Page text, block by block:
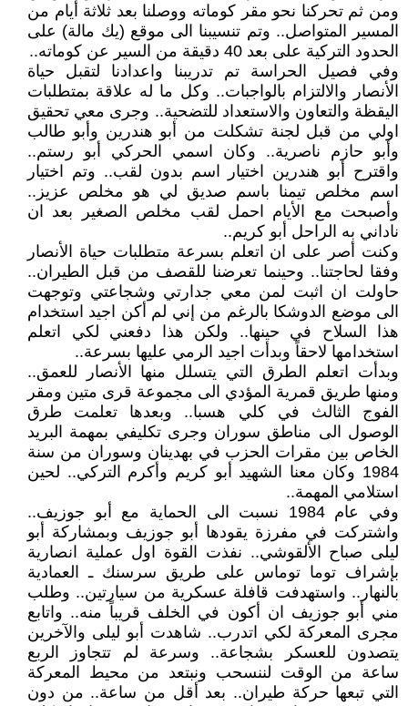
ومن ثم تحركنا نحو مقر كوماته ووصلنا بعد ثلاثة أيام من
المسير المتواصل.. وتم تنسيبنا الى موقع (يك مالة) على
الحدود التركية على بعد 40 دقيقة من السير عن كوماته..
وفي فصيل الحراسة تم تدريبنا واعدادنا لتقبل حياة
الأنصار والالتزام بالواجبات.. وكل ما له علاقة بمتطلبات
اليقظة والتعاون والاستعداد للتضحية.. وجرى معي تحقيق
اولي من قبل لجنة تشكلت من أبو هندرين وأبو طالب
وأبو حازم ناصرية.. وكان اسمي الحركي أبو رستم..
واقترح أبو هندرين اختيار اسم بدون لقب.. وتم اختيار
اسم مخلص تيمنا باسم صديق لي هو مخلص عزيز..
وأصبحت مع الأيام احمل لقب مخلص الصغير بعد ان
ناداني به الراحل أبو كريم..
وكنت أصر على ان اتعلم بسرعة متطلبات حياة الأنصار
وفقا لحاجتنا.. وحينما تعرضنا للقصف من قبل الطيران..
حاولت ان اثبت لمن معي جدارتي وشجاعتي وتوجهت
الى موضع الدوشكا بالرغم من إني لم أكن اجيد استخدام
هذا السلاح في حينها.. ولكن هذا دفعني لكي اتعلم
استخدامها لاحقاً وبدأت اجيد الرمي عليها بسرعة..
وبدأت اتعلم الطرق التي يتسلل منها الأنصار للعمق..
ومنها طريق قمرية المؤدي الى مجموعة قرى متين ومقر
الفوج الثالث في كلي هسبا.. وبعدها تعلمت طرق
الوصول الى مناطق سوران وجرى تكليفي بمهمة البريد
الخاص بين مقرات الحزب في بهدينان وسوران من سنة
1984 وكان معنا الشهيد أبو كريم وأكرم التركي.. لحين
استلامي المهمة..
وفي عام 1984 نسبت الى الحماية مع أبو جوزيف..
واشتركت في مفرزة يقودها أبو جوزيف وبمشاركة أبو
ليلى صباح الألقوشي.. نفذت القوة اول عملية انصارية
بإشراف توما توماس على طريق سرسنك ـ العمادية
بالنهار.. واستهدفت قافلة عسكرية من سيارتين.. وطلب
مني أبو جوزيف ان أكون في الخلف قريباً منه.. واتابع
مجرى المعركة لكي اتدرب.. شاهدت أبو ليلى والآخرين
يتصدون للعسكر بشجاعة.. وسرعة لم تتجاوز الربع
ساعة من الوقت لننسحب ونبتعد من محيط المعركة
التي تبعها حركة طيران.. بعد أقل من ساعة.. من دون